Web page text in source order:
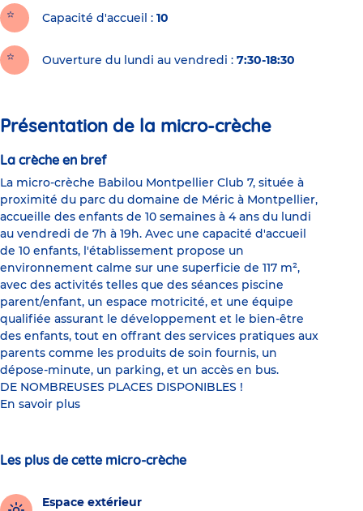
Capacité d'accueil 10
Ouverture du lundi au vendredi : 7:30-18:30
Présentation de la micro-crèche
La crèche en bref
La micro-crèche Babilou Montpellier Club 7, située à
proximité du parc du domaine de Méric à Montpellier,
accueille des enfants de 10 semaines à 4 ans du lundi
au vendredi de 7h à 19h. Avec une capacité d'accueil
de 10 enfants, l'établissement propose un
environnement calme sur une superficie de 117 m²,
avec des activités telles que des séances piscine
parent/enfant, un espace motricité, et une équipe
qualifiée assurant le développement et le bien-être
des enfants, tout en offrant des services pratiques aux
parents comme les produits de soin fournis, un
dépose-minute, un parking, et un accès en bus.
DE NOMBREUSES PLACES DISPONIBLES !
En savoir plus
Les plus de cette micro-crèche
Espace extérieur